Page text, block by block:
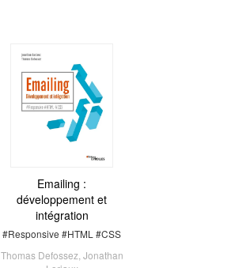
Emailing :
développement et
intégration
#Responsive #HTML #CSS
Thomas Defossez Jonathan